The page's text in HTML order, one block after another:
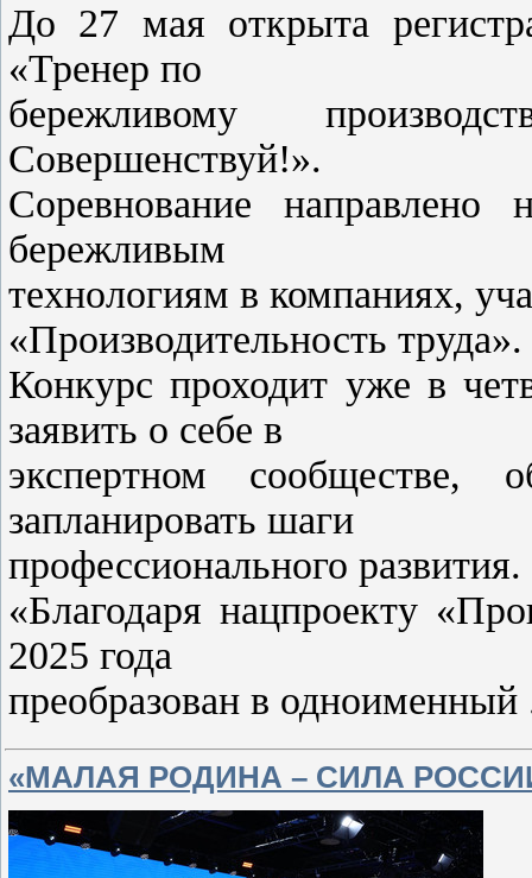
До 27 мая открыта
«Тренер по
бережливому
Совершенствуй!».
Соревнование направлено
бережливым
технологиям в компаниях,
«Производительность труда».
Конкурс проходит уже в
заявить о себе в
экспертном сообществе,
запланировать шаги
профессионального развития.
«Благодаря нацпроекту
2025 года
преобразован в одноименный
«МАЛАЯ РОДИНА – СИЛА